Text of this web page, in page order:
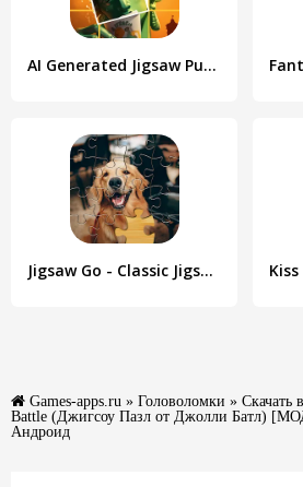
AI Generated Jigsaw Puzzle
Jigsaw Go - Classic Jigsaw Puz
Games-apps.ru » Головоломки » Скачать
Battle (Джигсоу Пазл от Джолли Батл)
Андроид